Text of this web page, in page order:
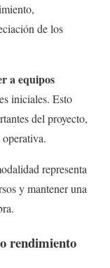
de los
a equipos
iniciales. Esto
del proyecto,
representa
y mantener una
rendimiento